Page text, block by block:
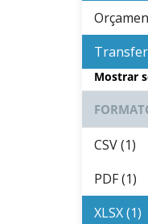
Mostrar
CSV (1)
PDF (1)
XLSX (1)